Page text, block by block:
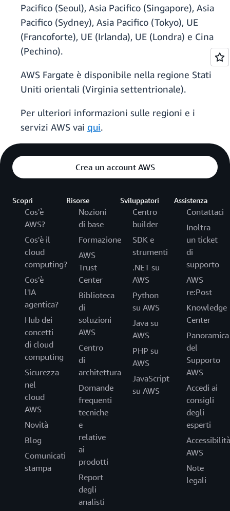
Pacifico (Seoul), Asia Pacifico (Singapore), Asia
Pacifico (Sydney), Asia Pacifico (Tokyo), UE
(Francoforte), UE (Irlanda), UE (Londra) e Cina
(Pechino).
AWS Fargate è disponibile nella regione Stati
Uniti orientali (Virginia settentrionale).
Per ulteriori informazioni sulle regioni e i
servizi AWS vai qui.
Crea un account AWS
Scopri
Cos'è
AWS?
Cos'è il
cloud
computing?
Cos'è
l'IA
agentica?
Hub dei
concetti
di cloud
computing
Sicurezza
nel
cloud
AWS
Novità
Blog
Comunicati
stampa
Risorse
Nozioni
di base
Formazione
AWS
Trust
Center
Biblioteca
di
soluzioni
AWS
Centro
di
architettura
Domande
frequenti
tecniche
e
relative
ai
prodotti
Report
degli
analisti
Sviluppatori
Centro
builder
SDK e
strumenti
.NET su
AWS
Python
su AWS
Java su
AWS
PHP su
AWS
JavaScript
su AWS
Assistenza
Contattaci
Inoltra
un ticket
di
supporto
AWS
re:Post
Knowledge
Center
Panoramica
del
Supporto
AWS
Accedi ai
consigli
degli
esperti
Accessibilità
AWS
Note
legali